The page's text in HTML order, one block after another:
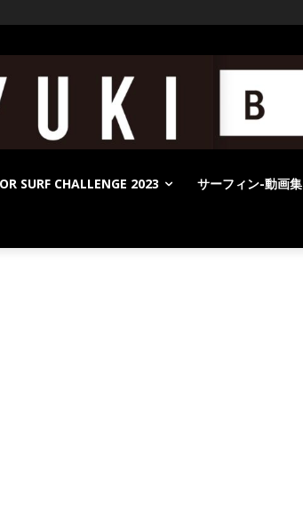
SURF CHALLENGE 2023 サーフィン-動画集